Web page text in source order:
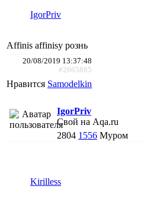
IgorPriv
Affinis affinisy рознь
20/08/2019 13:37:48
#2665885
Нравится Samodelkin
IgorPriv
Свой на Aqa.ru
2804 1556 Муром
Kirilless